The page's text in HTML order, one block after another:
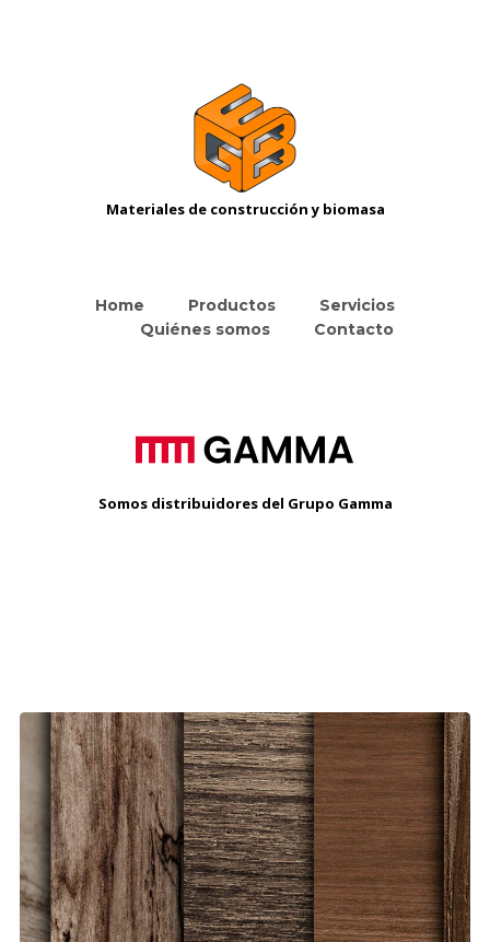
Materiales de construcción y biomasa
Home Productos
Servicios
Quiénes somos
Contacto
Somos distribuidores del Grupo Gamma